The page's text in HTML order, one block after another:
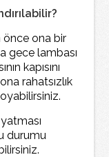
ona bir
gece lambası
kapısını
rahatsızlık
durumu